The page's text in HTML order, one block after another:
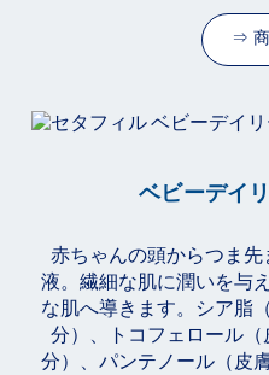
⇒
ベビーデイ
赤ちゃんの頭からつま
液。繊細な肌に潤いを与
な肌へ導きます。シア脂
分）、トコフェロール
分）、パンテノール（皮